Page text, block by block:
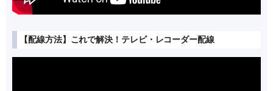
【配線方法】これで解決！テレビ・レコーダー配線